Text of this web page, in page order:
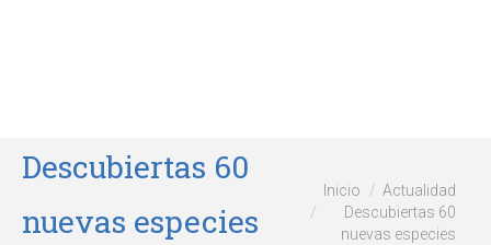
Descubiertas 60
nuevas especies
Estás aquí:
Inicio
Actualidad
Descubiertas 60
nuevas especies